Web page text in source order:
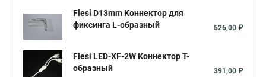
Flesi D13mm Коннектор для
фиксинга L-образный
526,00 ₽
Flesi LED-XF-2W Коннектор T-
образный
391,00 ₽